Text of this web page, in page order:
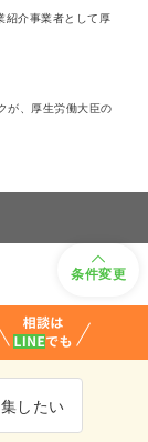
条件変更
したい
紹介事業者として厚
が、厚生労働大臣の